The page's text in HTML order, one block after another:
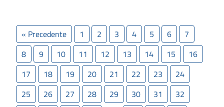
« Precedente 1 2 3 4 5 6
7
8
9 10 11 12 13 14 15
16
17
18 19 20 21 22 23
24
25
26 27 28 29 30 31
32